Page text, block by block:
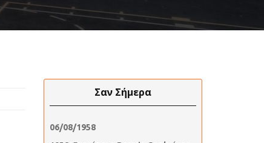
ΕΛΛΗΝΙΚΑ ΠΡΩΤΑΘΛΗΜΑΤΑ
ΕΡΑΣΙΤΕΧΝΙΚΑ
Σαν Σήμερα
06/08/1958